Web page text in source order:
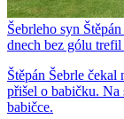
Šebrleho syn
dnech bez gólu
Štěpán Šebrle
přišel o babičku. Na
babičce.